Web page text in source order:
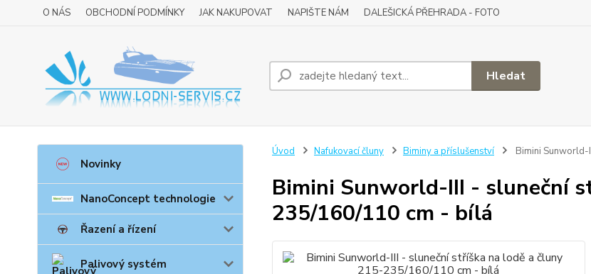
O NÁS OBCHODNÍ PODMÍNKY JAK NAKUPOVAT NAPIŠTE NÁM DALEŠICKÁ PŘEHRADA - FOTO
Hledat
Novinky
NanoConcept technologie
Řazení a řízení
Palivový systém
Úvod Nafukovací čluny Biminy a příslušenství Bimini
Bimini Sunworld-III - sluneční
235/160/110 cm - bílá